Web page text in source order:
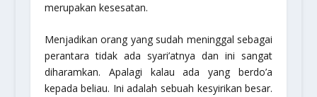
merupakan kesesatan.
Menjadikan orang yang sudah meninggal sebagai
perantara tidak ada syari’atnya dan ini sangat
diharamkan. Apalagi kalau ada yang berdo’a
kepada beliau. Ini adalah sebuah kesyirikan besar.